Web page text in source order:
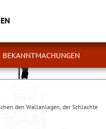
den Wallanlagen, der Schlachte